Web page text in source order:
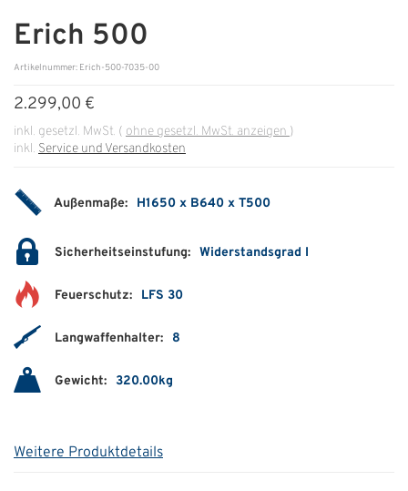
ÜBER UNS
Über uns
Messen & Events
Presse
Karriere
Unternehmen
Partner
Geschichte
Erich 500
Artikelnummer: Erich-500-7035-00
2.299,00 €
inkl. gesetzl. MwSt. ( ohne gesetzl. MwSt. anzeigen )
inkl. Service und Versandkosten
Außenmaße: H1650 x B640 x T500
Sicherheitseinstufung: Widerstandsgrad I
Feuerschutz: LFS 30
Langwaffenhalter: 8
Gewicht: 320.00kg
Weitere Produktdetails